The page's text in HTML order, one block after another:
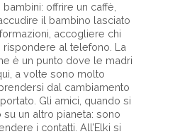
offrire un caffè,
il bambino lasciato
accogliere chi
al telefono. La
è un punto dove le madri
a volte sono molto
dal cambiamento
Gli amici, quando si
un altro pianeta: sono
i contatti. All’Elki si